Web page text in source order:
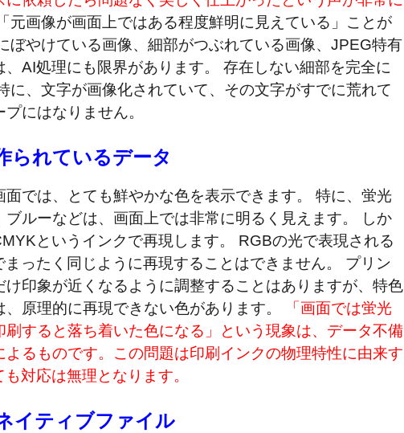
元画像が画面上ではある程度鮮明に見えている」ことが
ぼやけている画像、細部がつぶれている画像、JPEG特有
AI処理にも限界があります。 存在しない細部を完全に
に、文字が画像化されていて、その文字がすでに荒れて
にはなりません。
られているデータ
では、とても鮮やかな色を表示できます。 特に、蛍光
ルーなどは、画面上では非常に明るく見えます。 しか
というインクで再現します。 RGBの光で表現される
ったく同じように再現することはできません。 プリン
け印象が近くなるように調整することはありますが、特色
原理的に再現できない色があります。
「画面では蛍光
すると落ち着いた色になる」という現象は、データ不備
るものです。この問題は印刷インクの物理特性に由来す
対応は無理となります。
イティブファイル